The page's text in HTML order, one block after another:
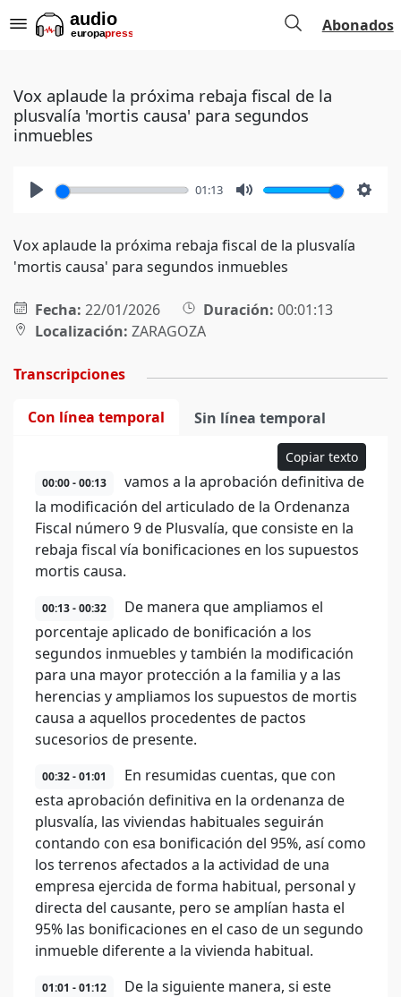
Abonados
Vox aplaude la próxima rebaja fiscal de la
plusvalía 'mortis causa' para segundos
inmuebles
01:13
Vox aplaude la próxima rebaja fiscal de la plusvalía
'mortis causa' para segundos inmuebles
Fecha: 22/01/2026 Duración: 00:01:13
Localización: ZARAGOZA
Transcripciones
Con línea temporal Sin línea temporal
Copiar texto
00:00 - 00:13
vamos a la aprobación definitiva de
la modificación del articulado de la Ordenanza
Fiscal número 9 de Plusvalía, que consiste en la
rebaja fiscal vía bonificaciones en los supuestos
mortis causa.
00:13 - 00:32
De manera que ampliamos el
porcentaje aplicado de bonificación a los
segundos inmuebles y también la modificación
para una mayor protección a la familia y a las
herencias y ampliamos los supuestos de mortis
causa a aquellos procedentes de pactos
sucesorios de presente.
00:32 - 01:01
En resumidas cuentas, que con
esta aprobación definitiva en la ordenanza de
plusvalía, las viviendas habituales seguirán
contando con esa bonificación del 95%, así como
los terrenos afectados a la actividad de una
empresa ejercida de forma habitual, personal y
directa del causante, pero se amplían hasta el
95% las bonificaciones en el caso de un segundo
inmueble diferente a la vivienda habitual.
01:01 - 01:12
De la siguiente manera, si este